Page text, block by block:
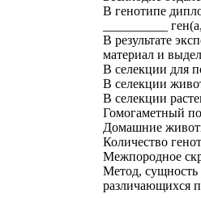
В генотипе
__________
В результате
материал и
В селекции для
В селекции
В селекции
Гомогаметный
Домашние
Количество
Межпородное
Метод, сущность
различающихся